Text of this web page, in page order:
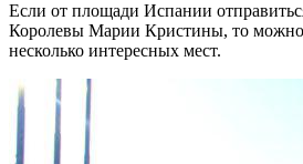
Если от площади Испании
Королевы Марии Кристины, то можно
несколько интересных мест.